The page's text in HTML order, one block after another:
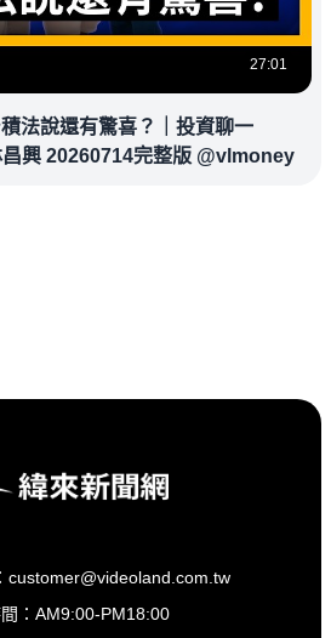
27:01
法說還有驚喜？｜投資聊一
興 20260714完整版 @vlmoney
customer@videoland.com.tw
：AM9:00-PM18:00